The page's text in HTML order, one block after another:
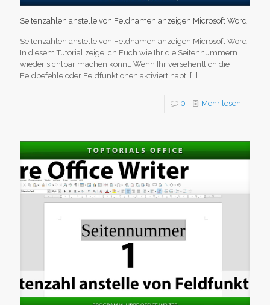
Seitenzahlen anstelle von Feldnamen anzeigen Microsoft Word
Seitenzahlen anstelle von Feldnamen anzeigen Microsoft Word
In diesem Tutorial zeige ich Euch wie Ihr die Seitennummern
wieder sichtbar machen könnt. Wenn Ihr versehentlich die
Feldbefehle oder Feldfunktionen aktiviert habt, […]
0 Mehr lesen